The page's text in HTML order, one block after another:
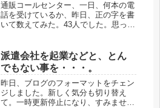
通販コールセンター、一日、何本の電
話を受けているか、昨日、正の字を書
いて数えてみた。43人でした。思って
は、延々と続く文句を、聞かないとい
けないので。女性ばかりだと思って
い...
派遣会社を起業などと、とん
でもない事を・・・。
昨日、ブログのフォーマットをチェン
ジしました。新しく気分も切り替え
て。一時更新停止になり、すみません